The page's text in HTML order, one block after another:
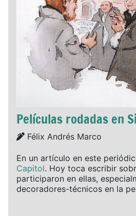
Películas rodadas en
Details
Félix Andrés Marco
En un artículo en este
Capitol. Hoy toca escribir
participaron en ellas,
decoradores-técnicos en la